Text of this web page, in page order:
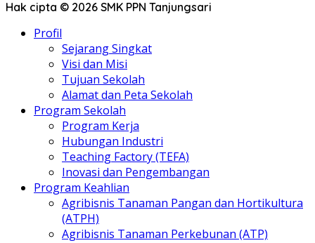
Hak cipta © 2026 SMK PPN Tanjungsari
Profil
Sejarang Singkat
Visi dan Misi
Tujuan Sekolah
Alamat dan Peta Sekolah
Program Sekolah
Program Kerja
Hubungan Industri
Teaching Factory (TEFA)
Inovasi dan Pengembangan
Program Keahlian
Agribisnis Tanaman Pangan dan Hortikultura
(ATPH)
Agribisnis Tanaman Perkebunan (ATP)